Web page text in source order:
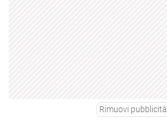
Rimuovi pubblicità